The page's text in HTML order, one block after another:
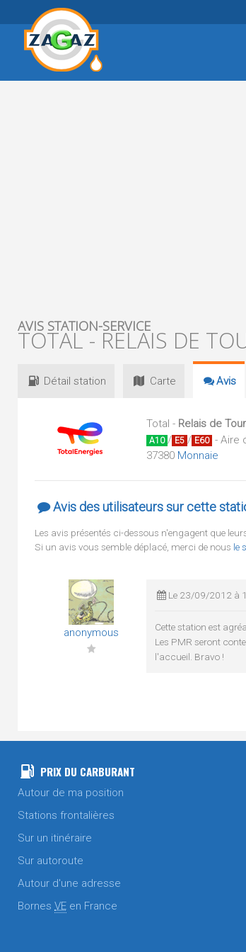
AVIS STATION-SERVICE
TOTAL - RELAIS DE
Détail station Carte Avis
Total - Relais de
A10 / E5 / E60
- Aire
37380 Monnaie
Avis des utilisateurs sur cette
Les avis présentés ci-dessous n'engagent que
Si un avis vous semble déplacé, merci de nous le
anonymous
Le 23/09/2012 à
Cette station est
Les PMR seront
l'accueil. Bravo !
PRIX DU CARBURANT
Autour de ma position
Stations frontalières
Sur un itinéraire
Sur autoroute
Autour d'une adresse
Bornes VE en France